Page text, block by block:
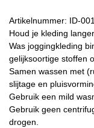
Artikelnummer: ID-
Houd je kleding
Was joggingkleding
gelijksoortige stoffen
Samen wassen met
slijtage en
Gebruik een mild
Gebruik geen
drogen.